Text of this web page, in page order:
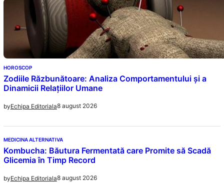
HOROSCOP
Zodiile Răzbunătoare: Analiza Comportamentului și a
Dinamicii Relațiilor Umane
byEchipa Editoriala8 august 2026
MEDICINA ALTERNATIVA
Kombucha: Băutura Fermentată care Promite să Scadă
Glicemia în Timp Record
byEchipa Editoriala8 august 2026